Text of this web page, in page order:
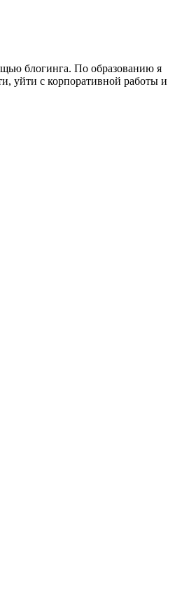
блогинга. По образованию я
уйти с корпоративной работы и